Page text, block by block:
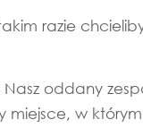
razie
oddany
miejsce, w